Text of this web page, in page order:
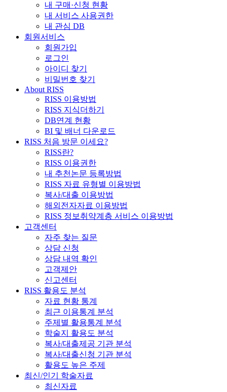
내 구매·신청 현황
내 서비스 사용권한
내 관심 DB
회원서비스
회원가입
로그인
아이디 찾기
비밀번호 찾기
About RISS
RISS 이용방법
RISS 지식더하기
DB연계 현황
BI 및 배너 다운로드
RISS 처음 방문 이세요?
RISS란?
RISS 이용권한
내 추천논문 등록방법
RISS 자료 유형별 이용방법
복사/대출 이용방법
해외전자자료 이용방법
RISS 정보취약계층 서비스 이용방법
고객센터
자주 찾는 질문
상담 신청
상담 내역 확인
고객제안
신고센터
RISS 활용도 분석
자료 현황 통계
최근 이용통계 분석
주제별 활용통계 분석
학술지 활용도 분석
복사/대출제공 기관 분석
복사/대출신청 기관 분석
활용도 높은 주제
최신/인기 학술자료
최신자료